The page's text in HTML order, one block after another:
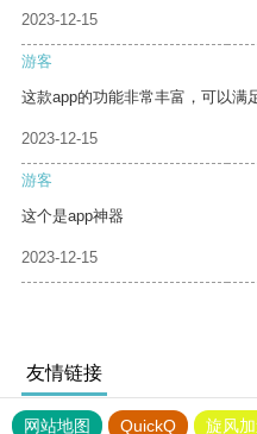
2023-12-15
游客
这款app的功能非常丰富，可以满
2023-12-15
游客
这个是app神器
2023-12-15
友情链接
网站地图 QuickQ 旋风